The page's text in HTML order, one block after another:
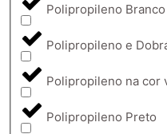
Polipropileno Branco
Polipropileno e
Polipropileno na cor
Polipropileno Preto